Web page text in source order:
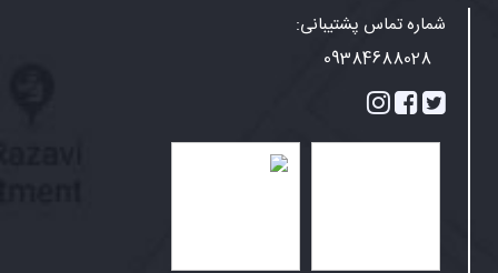
شماره تماس پشتیبانی:
09384688028